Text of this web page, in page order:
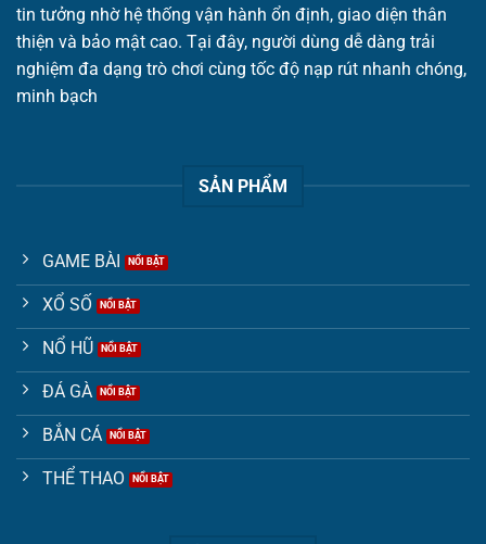
tin tưởng nhờ hệ thống vận hành ổn định, giao diện thân
thiện và bảo mật cao. Tại đây, người dùng dễ dàng trải
nghiệm đa dạng trò chơi cùng tốc độ nạp rút nhanh chóng,
minh bạch
SẢN PHẨM
GAME BÀI
XỔ SỐ
NỔ HŨ
ĐÁ GÀ
BẮN CÁ
THỂ THAO